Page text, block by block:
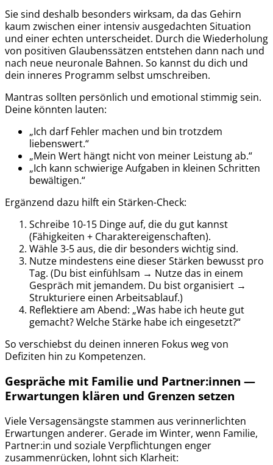
Sie sind deshalb besonders wirksam, da das Gehirn
kaum zwischen einer intensiv ausgedachten Situation
und einer echten unterscheidet. Durch die Wiederholung
von positiven Glaubenssätzen entstehen dann nach und
nach neue neuronale Bahnen. So kannst du dich und
dein inneres Programm selbst umschreiben.
Mantras sollten persönlich und emotional stimmig sein.
Deine könnten lauten:
„Ich darf Fehler machen und bin trotzdem
liebenswert.“
„Mein Wert hängt nicht von meiner Leistung ab.“
„Ich kann schwierige Aufgaben in kleinen Schritten
bewältigen.“
Ergänzend dazu hilft ein Stärken-Check:
Schreibe 10-15 Dinge auf, die du gut kannst
(Fähigkeiten + Charaktereigenschaften).
Wähle 3-5 aus, die dir besonders wichtig sind.
Nutze mindestens eine dieser Stärken bewusst pro
Tag. (Du bist einfühlsam → Nutze das in einem
Gespräch mit jemandem. Du bist organisiert →
Strukturiere einen Arbeitsablauf.)
Reflektiere am Abend: „Was habe ich heute gut
gemacht? Welche Stärke habe ich eingesetzt?“
So verschiebst du deinen inneren Fokus weg von
Defiziten hin zu Kompetenzen.
Gespräche mit Familie und Partner:innen —
Erwartungen klären und Grenzen setzen
Viele Versagensängste stammen aus verinnerlichten
Erwartungen anderer. Gerade im Winter, wenn Familie,
Partner:in und soziale Verpflichtungen enger
zusammenrücken, lohnt sich Klarheit: